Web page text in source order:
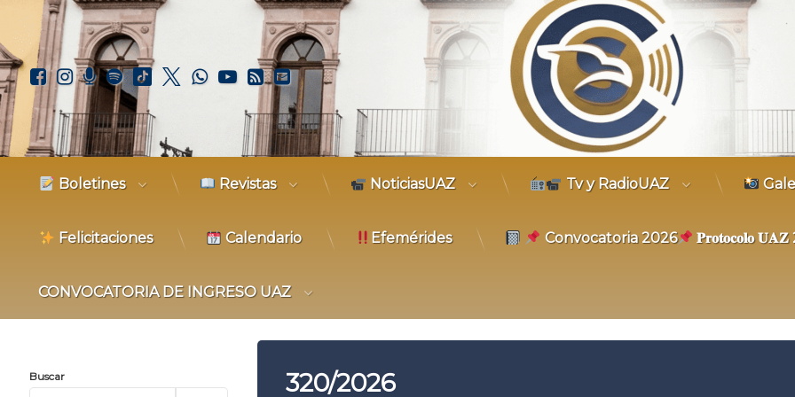
contenido
Facebook
Instagram
Podcast
SpotifyTikTokX.com
WhatsApp
YouTube
RSSCorreo electrónico
Boletines Revistas NoticiasUAZ Tv y RadioUAZ
Felicitaciones Calendario Efemérides Convocatoria 2026 𝐏𝐫𝐨𝐭𝐨𝐜𝐨𝐥𝐨
CONVOCATORIA DE INGRESO UAZ
320/2026
Buscar